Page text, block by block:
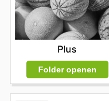
Plus
Folder openen